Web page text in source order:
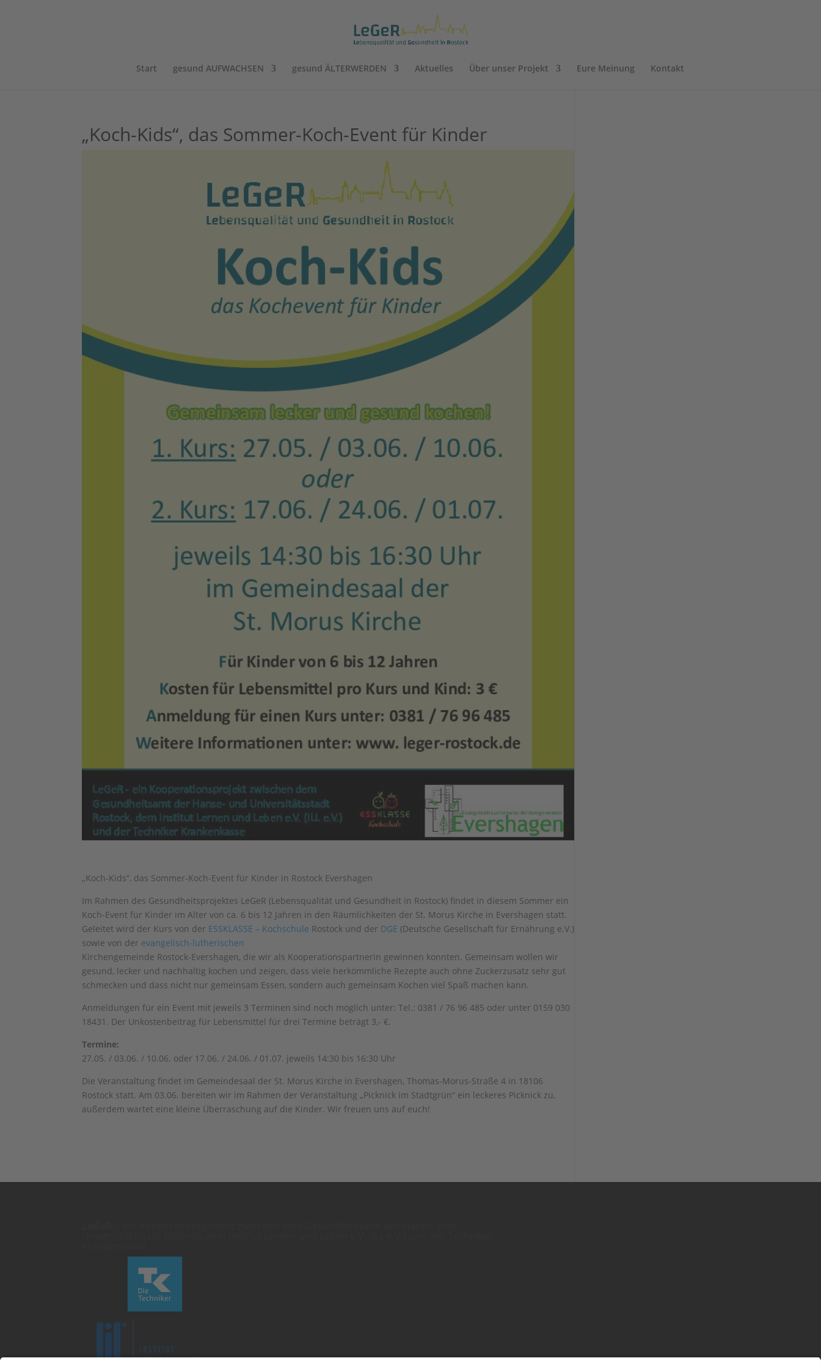
Start gesund AUFWACHSEN gesund ÄLTERWERDEN Aktuelles Über unser Projekt Eure Meinung Kontakt
„Koch-Kids“, das Sommer-Koch-Event für Kinder
„Koch-Kids“, das Sommer-Koch-Event für Kinder in Rostock Evershagen
Im Rahmen des Gesundheitsprojektes LeGeR (Lebensqualität und Gesundheit in Rostock) findet in diesem Sommer ein
Koch-Event für Kinder im Alter von ca. 6 bis 12 Jahren in den Räumlichkeiten der St. Morus Kirche in Evershagen statt.
Geleitet wird der Kurs von der ESSKLASSE – Kochschule Rostock und der DGE (Deutsche Gesellschaft für Ernährung e.V.)
sowie von der evangelisch-lutherischen
Kirchengemeinde Rostock-Evershagen, die wir als Kooperationspartnerin gewinnen konnten. Gemeinsam wollen wir
gesund, lecker und nachhaltig kochen und zeigen, dass viele herkömmliche Rezepte auch ohne Zuckerzusatz sehr gut
schmecken und dass nicht nur gemeinsam Essen, sondern auch gemeinsam Kochen viel Spaß machen kann.
Anmeldungen für ein Event mit jeweils 3 Terminen sind noch möglich unter: Tel.: 0381 / 76 96 485 oder unter 0159 030
18431. Der Unkostenbeitrag für Lebensmittel für drei Termine beträgt 3,- €.
Termine:
27.05. / 03.06. / 10.06. oder 17.06. / 24.06. / 01.07. jeweils 14:30 bis 16:30 Uhr
Die Veranstaltung findet im Gemeindesaal der St. Morus Kirche in Evershagen, Thomas-Morus-Straße 4 in 18106
Rostock statt. Am 03.06. bereiten wir im Rahmen der Veranstaltung „Picknick im Stadtgrün“ ein leckeres Picknick zu,
außerdem wartet eine kleine Überraschung auf die Kinder. Wir freuen uns auf euch!